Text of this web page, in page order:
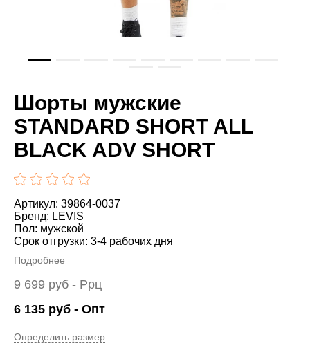
Шорты мужские
STANDARD SHORT ALL
BLACK ADV SHORT
Артикул: 39864-0037
Бренд: LEVIS
Пол: мужской
Срок отгрузки: 3-4 рабочих дня
Подробнее
9 699 руб - Ррц
6 135 руб - Опт
Определить размер